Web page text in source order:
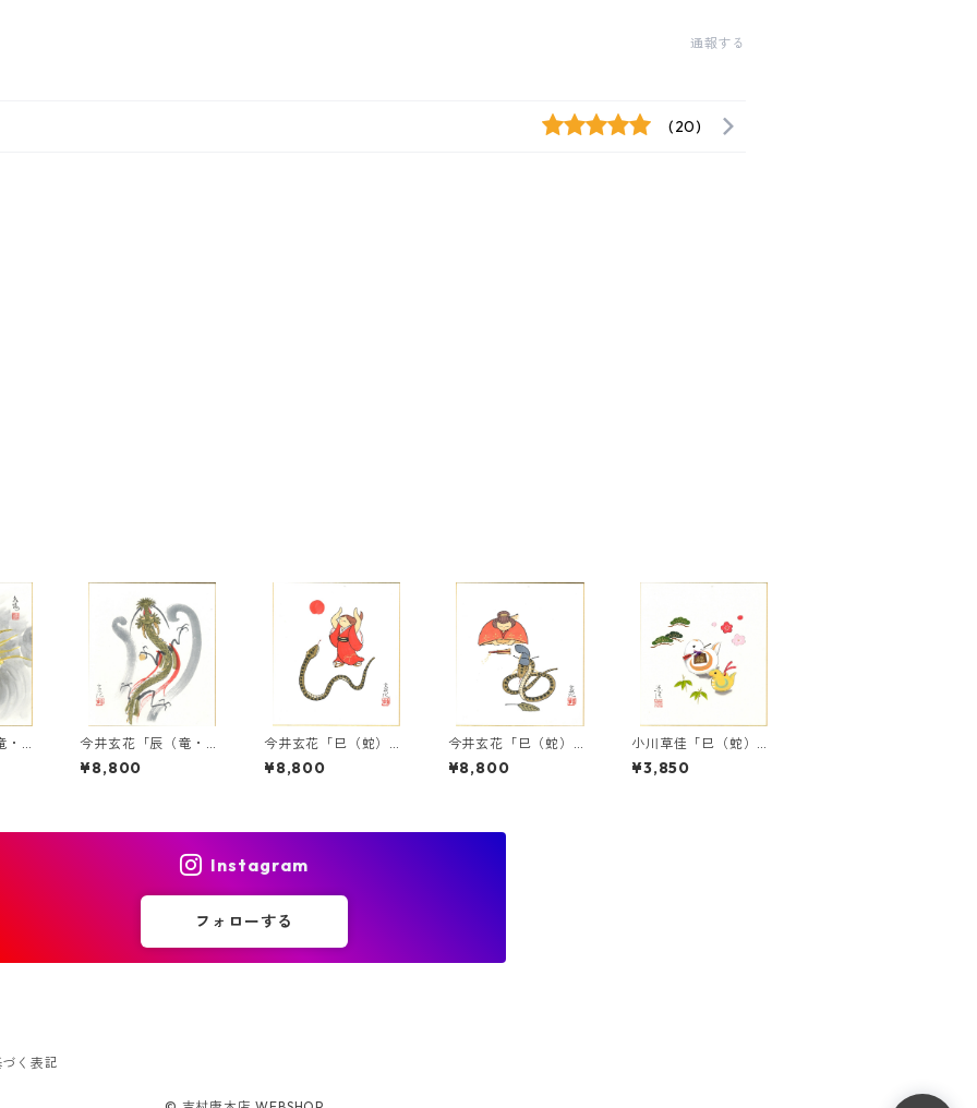
通報する
(20)
今井玄花「辰（竜・
龍）」干支色紙絵
¥8,800
今井玄花「巳（蛇）」
干支色紙絵
¥8,800
今井玄花「巳（蛇）」
干支色紙絵
¥8,800
小川草佳「巳（蛇）」
干支色紙絵
¥3,850
Instagram
フォローする
く表記